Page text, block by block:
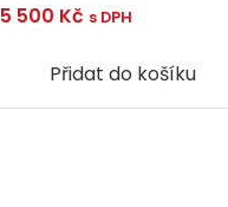
5 500 Kč s DPH
Přidat do košíku